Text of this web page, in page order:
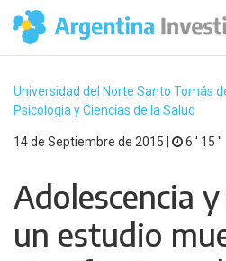
Universidad del Norte Santo Tomás
Psicologia y Ciencias de la Salud
14 de Septiembre de 2015 | 6 ′ 15 ′′
Adolescencia
un estudio